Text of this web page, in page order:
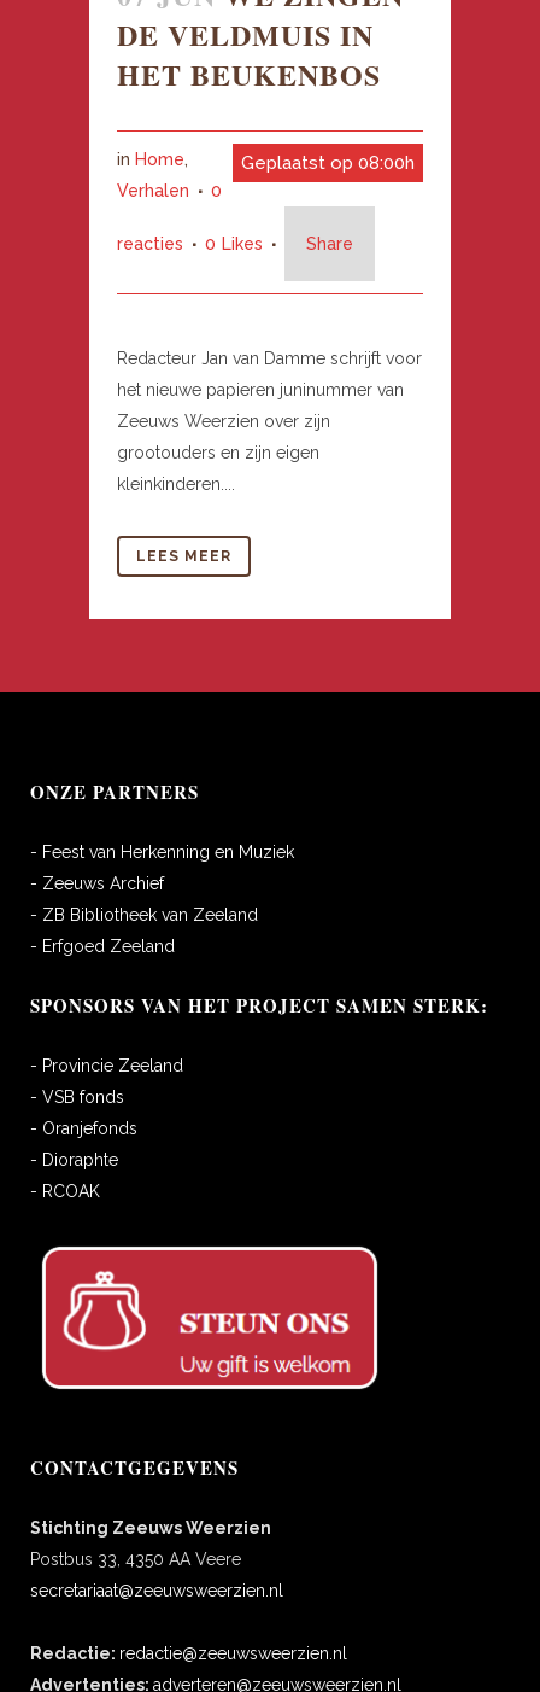
DE VELDMUIS IN
HET BEUKENBOS
Geplaatst op 08:00h
in Home,
Verhalen
0
reacties 0 Likes Share
Redacteur Jan van Damme schrijft voor
het nieuwe papieren juninummer van
Zeeuws Weerzien over zijn
grootouders en zijn eigen
kleinkinderen....
LEES MEER
ONZE PARTNERS
- Feest van Herkenning en Muziek
- Zeeuws Archief
- ZB Bibliotheek van Zeeland
- Erfgoed Zeeland
SPONSORS VAN HET PROJECT SAMEN STERK:
- Provincie Zeeland
- VSB fonds
- Oranjefonds
- Dioraphte
- RCOAK
CONTACTGEGEVENS
Stichting Zeeuws Weerzien
Postbus 33, 4350 AA Veere
secretariaat@zeeuwsweerzien.nl
Redactie: redactie@zeeuwsweerzien.nl
Advertenties: adverteren@zeeuwsweerzien.nl